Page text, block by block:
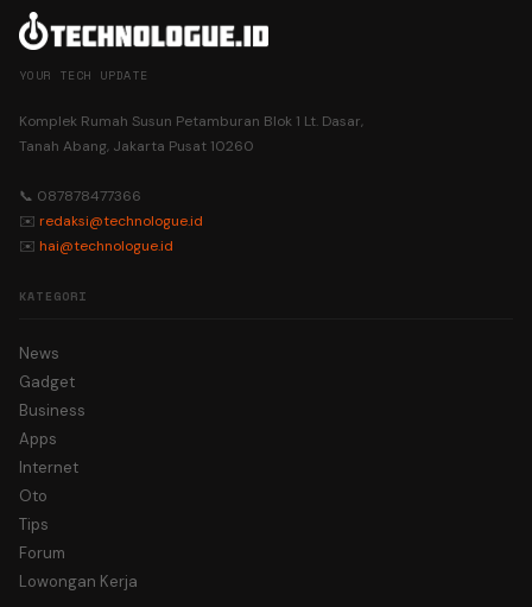
YOUR TECH UPDATE
Komplek Rumah Susun Petamburan Blok 1 Lt. Dasar,
Tanah Abang, Jakarta Pusat 10260
📞 087878477366
✉️ redaksi@technologue.id
✉️ hai@technologue.id
KATEGORI
News
Gadget
Business
Apps
Internet
Oto
Tips
Forum
Lowongan Kerja